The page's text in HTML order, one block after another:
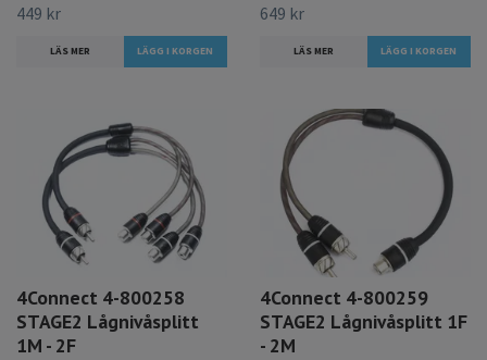
449 kr
LÄS MER
649 kr
LÄS MER
4Connect 4-800258
STAGE2 Lågnivåsplitt
1M - 2F
4Connect 4-800259
STAGE2 Lågnivåsplitt 1F
- 2M